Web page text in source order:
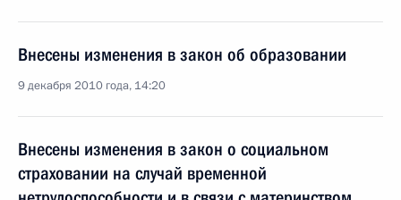
Внесены изменения в закон об образовании
9 декабря 2010 года, 14:20
Внесены изменения в закон о социальном
страховании на случай временной